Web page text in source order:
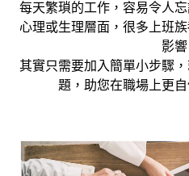
每天繁瑣的工作，容易令人
心理或生理層面，很多上班
影響
其實只需要加入簡單小步驟
題，助您在職場上更